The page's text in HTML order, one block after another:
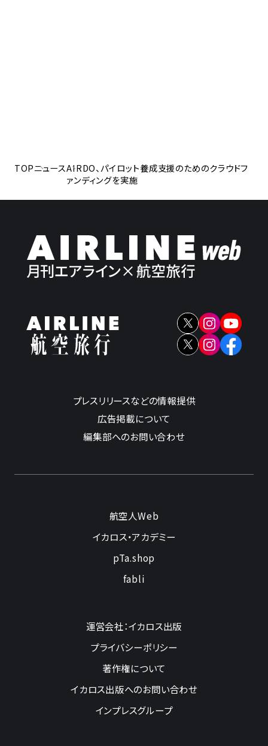
TOPニュースAIRDO、パイロット養成支援のためのクラウドフ
ァンディングを実施
プレスリリースなどの情報提供
広告掲載について
編集部へのお問い合わせ
航空人Web
イカロス・アカデミー
pTa.shop
fabli
運営会社：イカロス出版
プライバシーポリシー
著作権について
イカロス出版へのお問い合わせ
インプレスグループ